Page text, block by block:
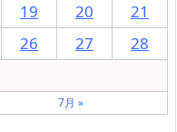
19 20
21
26 27
28
7月 »